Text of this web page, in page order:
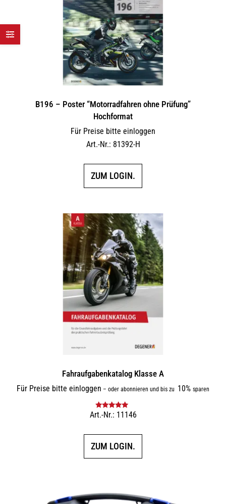
B196 – Poster “Motorradfahren ohne Prüfung”
Hochformat
Für Preise bitte einloggen
Art.-Nr.: 81392-H
ZUM LOGIN.
Fahraufgabenkatalog Klasse A
Für Preise bitte einloggen – oder abonnieren und bis zu 10% sparen
Bewertet mit
Art.-Nr.: 11146
ZUM LOGIN.